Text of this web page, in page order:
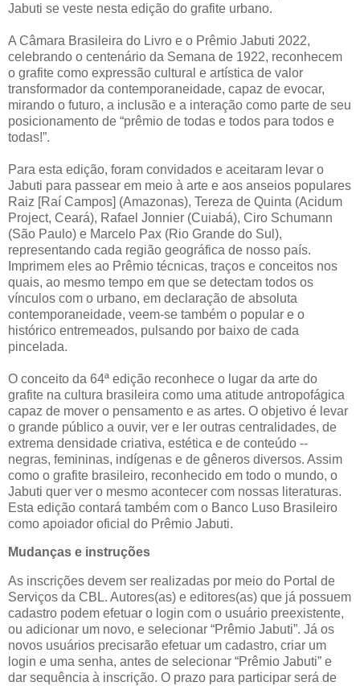
Jabuti se veste nesta edição do grafite urbano.
A Câmara Brasileira do Livro e o Prêmio Jabuti 2022,
celebrando o centenário da Semana de 1922, reconhecem
o grafite como expressão cultural e artística de valor
transformador da contemporaneidade, capaz de evocar,
mirando o futuro, a inclusão e a interação como parte de seu
posicionamento de “prêmio de todas e todos para todos e
todas!”.
Para esta edição, foram convidados e aceitaram levar o
Jabuti para passear em meio à arte e aos anseios populares
Raiz [Raí Campos] (Amazonas), Tereza de Quinta (Acidum
Project, Ceará), Rafael Jonnier (Cuiabá), Ciro Schumann
(São Paulo) e Marcelo Pax (Rio Grande do Sul),
representando cada região geográfica de nosso país.
Imprimem eles ao Prêmio técnicas, traços e conceitos nos
quais, ao mesmo tempo em que se detectam todos os
vínculos com o urbano, em declaração de absoluta
contemporaneidade, veem-se também o popular e o
histórico entremeados, pulsando por baixo de cada
pincelada.
O conceito da 64ª edição reconhece o lugar da arte do
grafite na cultura brasileira como uma atitude antropofágica
capaz de mover o pensamento e as artes. O objetivo é levar
o grande público a ouvir, ver e ler outras centralidades, de
extrema densidade criativa, estética e de conteúdo --
negras, femininas, indígenas e de gêneros diversos. Assim
como o grafite brasileiro, reconhecido em todo o mundo, o
Jabuti quer ver o mesmo acontecer com nossas literaturas.
Esta edição contará também com o Banco Luso Brasileiro
como apoiador oficial do Prêmio Jabuti.
Mudanças e instruções
As inscrições devem ser realizadas por meio do Portal de
Serviços da CBL. Autores(as) e editores(as) que já possuem
cadastro podem efetuar o login com o usuário preexistente,
ou adicionar um novo, e selecionar “Prêmio Jabuti”. Já os
novos usuários precisarão efetuar um cadastro, criar um
login e uma senha, antes de selecionar “Prêmio Jabuti” e
dar sequência à inscrição. O prazo para participar será de